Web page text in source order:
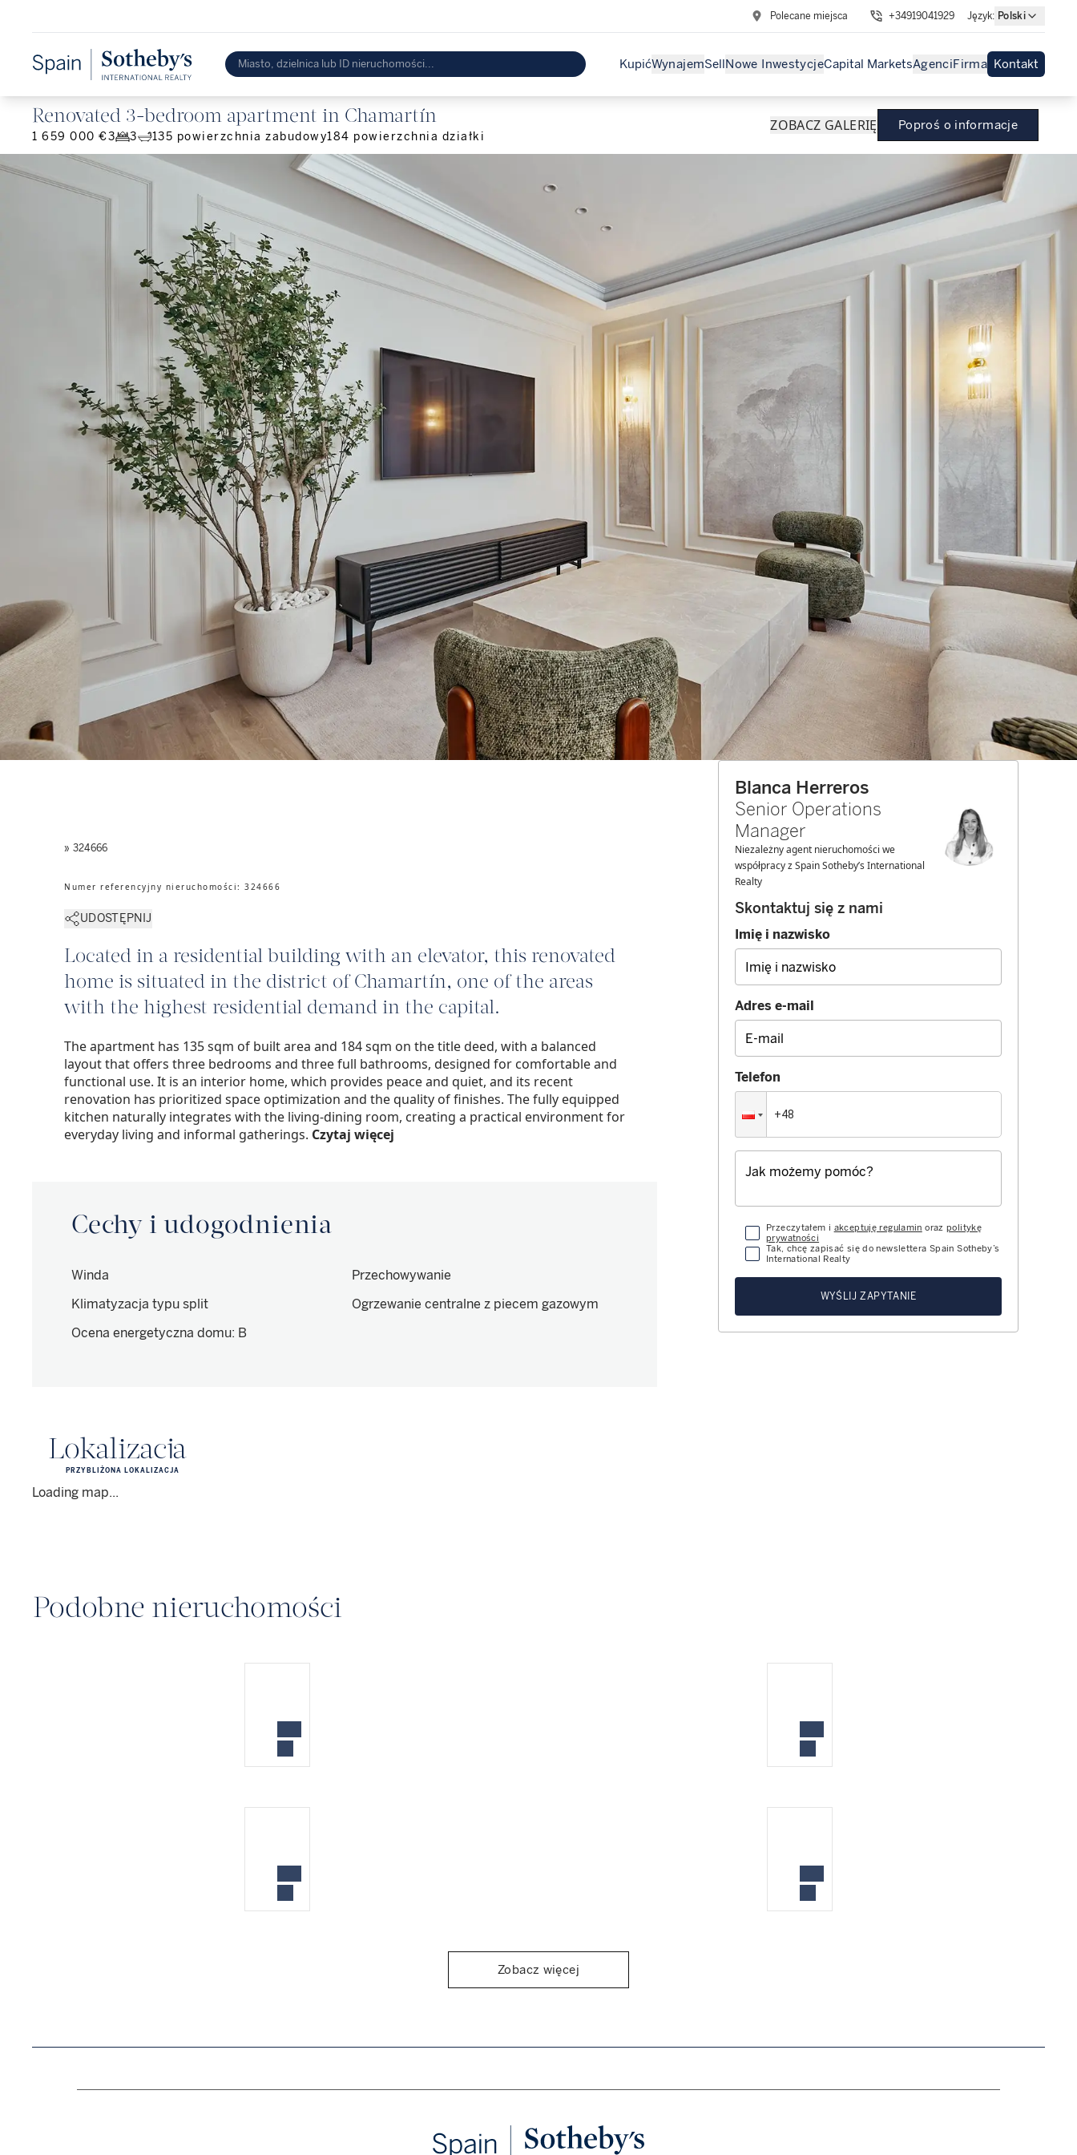
Polecane miejsca +34919041929 Język: Polski
KupićWynajemSell Nowe InwestycjeCapital MarketsAgenciFirma Kontakt
Renovated 3-bedroom apartment in Chamartín
1 659 000 €3 3 135 powierzchnia zabudowy184 powierzchnia działki
ZOBACZ GALERIĘ Poproś o informacje
» 324666
Numer referencyjny nieruchomości: 324666
UDOSTĘPNIJ
Located in a residential building with an elevator, this renovated
home is situated in the district of Chamartín, one of the areas
with the highest residential demand in the capital.
The apartment has 135 sqm of built area and 184 sqm on the title deed, with a balanced
layout that offers three bedrooms and three full bathrooms, designed for comfortable and
functional use. It is an interior home, which provides peace and quiet, and its recent
renovation has prioritized space optimization and the quality of finishes. The fully equipped
kitchen naturally integrates with the living-dining room, creating a practical environment for
everyday living and informal gatherings. Czytaj więcej
Cechy i udogodnienia
Winda
Przechowywanie
Klimatyzacja typu split
Ogrzewanie centralne z piecem gazowym
Ocena energetyczna domu: B
Lokalizacja
Loading map...
PRZYBLIŻONA LOKALIZACJA
Blanca Herreros
Senior Operations
Manager
Niezależny agent nieruchomości we
współpracy z Spain Sotheby’s International
Realty
Skontaktuj się z nami
Imię i nazwisko
Adres e-mail
Telefon
Przeczytałem i akceptuję regulamin oraz politykę
prywatności
Tak, chcę zapisać się do newslettera Spain Sotheby’s
International Realty
WYŚLIJ ZAPYTANIE
Podobne nieruchomości
Zobacz więcej